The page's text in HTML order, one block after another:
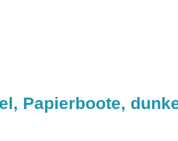
Papierboote,